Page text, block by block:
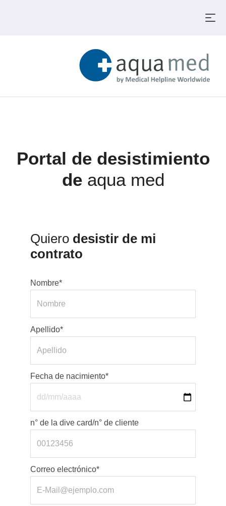
Portal de desistimiento
de aqua med
Quiero desistir de mi
contrato
Nombre*
Apellido*
Fecha de nacimiento*
n° de la dive card/n° de cliente
Correo electrónico*